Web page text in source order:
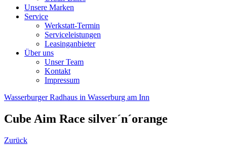
Unsere Marken
Service
Werkstatt-Termin
Serviceleistungen
Leasinganbieter
Über uns
Unser Team
Kontakt
Impressum
Wasserburger Radhaus in Wasserburg am Inn
Cube Aim Race silver´n´orange
Zurück